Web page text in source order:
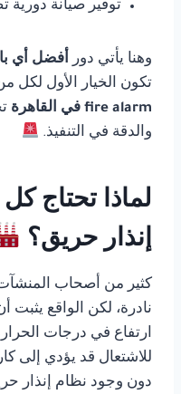
توفير صيانة
وهنا يأتي دور أفضل أي
تكون الخيار الأول لكل
fire alarm في القاهرة
والدقة في التنفيذ.
لماذا تحتاج
إنذار حريق؟
كثير من أصحاب
نادرة، لكن الواقع
ارتفاع في درجات
للاشتعال قد يؤدي إلى
دون وجود نظام إنذار